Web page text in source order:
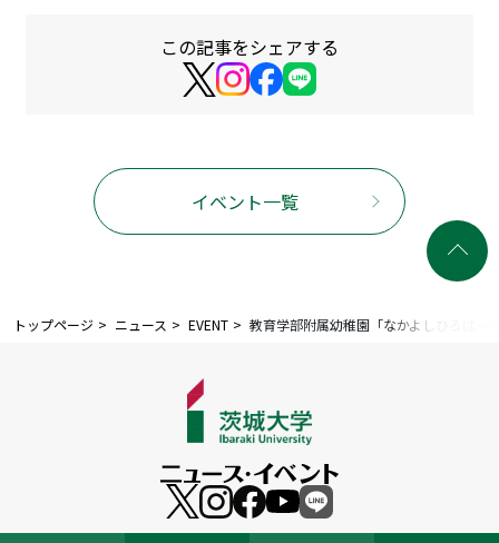
この記事をシェアする
イベント一覧
トップページ ニュース EVENT 教育学部附属幼稚園「なかよしひろば